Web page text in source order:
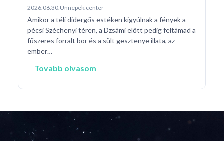
2026.06.30. Ünnepek.center
Amikor a téli didergős estéken kigyúlnak a fények a
pécsi Széchenyi téren, a Dzsámi előtt pedig feltámad a
fűszeres forralt bor és a sült gesztenye illata, az
ember…
Tovabb olvasom